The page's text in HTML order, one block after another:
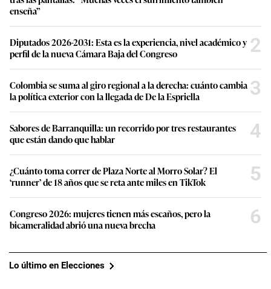
enseña”
Diputados 2026-2031: Esta es la experiencia, nivel académico y
perfil de la nueva Cámara Baja del Congreso
2
Colombia se suma al giro regional a la derecha: cuánto cambia
la política exterior con la llegada de De la Espriella
3
Sabores de Barranquilla: un recorrido por tres restaurantes
que están dando que hablar
4
¿Cuánto toma correr de Plaza Norte al Morro Solar? El
‘runner’ de 18 años que se reta ante miles en TikTok
5
Congreso 2026: mujeres tienen más escaños, pero la
bicameralidad abrió una nueva brecha
6
Lo último en Elecciones